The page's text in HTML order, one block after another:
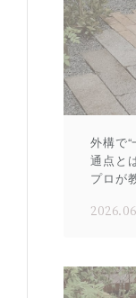
外構で
通点と
プロが